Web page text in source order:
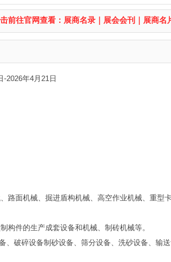
前往官网查看：展商名录｜展会会刊｜展商名
-2026年4月21日
面机械、掘进盾构机械、高空作业机械、重型卡
构件的生产成套设备和机械、制砖机械等。
、破碎设备制砂设备、筛分设备、洗砂设备、输